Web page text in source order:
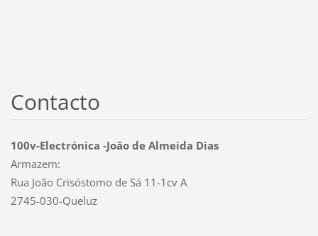
Contacto
100v-Electrónica -João de Almeida Dias
Armazem:
Rua João Crisóstomo de Sá 11-1cv A
2745-030-Queluz